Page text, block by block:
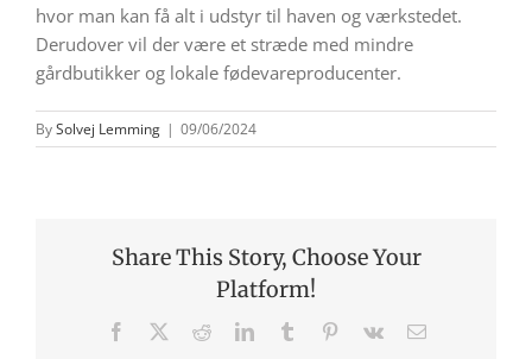
hvor man kan få alt i udstyr til haven og værkstedet.
Derudover vil der være et stræde med mindre
gårdbutikker og lokale fødevareproducenter.
BySolvej Lemming | 09/06/2024
Share This Story, Choose Your
Platform!
Facebook RedditLinkedInTumblr Pinterest
Vk
E-